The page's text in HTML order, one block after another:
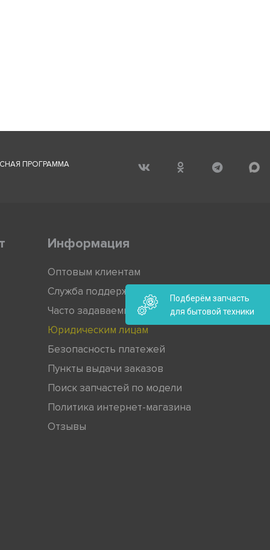
ПРОГРАММА
Информация
Оптовым клиентам
Служба поддержки
Часто задаваемые вопросы
Юридическим лицам
Безопасность платежей
Пункты выдачи заказов
Поиск запчастей по модели
Политика интернет-магазина
Отзывы
Подберём запчасть
для бытовой техники